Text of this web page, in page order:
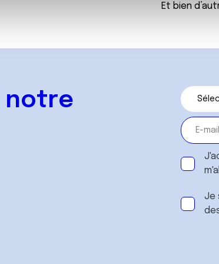
de publicité et d'analyse, qui peuvent combiner
Et bien
notre
Je